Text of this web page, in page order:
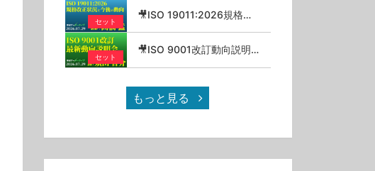
セット
🎥ISO 19011:2026規格改正状況と今後の動向／高橋猛【セミナーアーカイブ】
セット
🎥ISO 9001改訂動向説明会 2026.07.29【セミナーアーカイブ】
もっと見る